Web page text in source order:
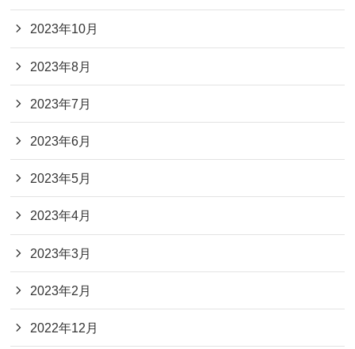
2023年10月
2023年8月
2023年7月
2023年6月
2023年5月
2023年4月
2023年3月
2023年2月
2022年12月